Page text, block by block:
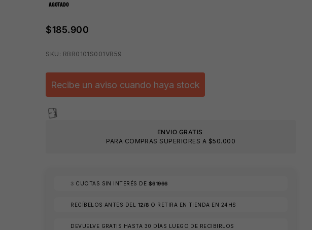
AGOTADO
$185.900
SKU: RBR0101S001VR59
Recibe un aviso cuando haya stock
ENVIO GRATIS
PARA COMPRAS SUPERIORES A $50.000
3 CUOTAS SIN INTERÉS DE $61966
RECÍBELOS ANTES DEL 12/8 O RETIRA EN TIENDA EN 24HS
DEVUELVE GRATIS HASTA 30 DÍAS LUEGO DE RECIBIRLOS